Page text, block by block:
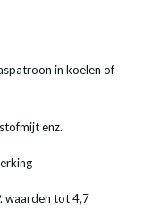
in koelen of
enz.
waarden tot 4,7